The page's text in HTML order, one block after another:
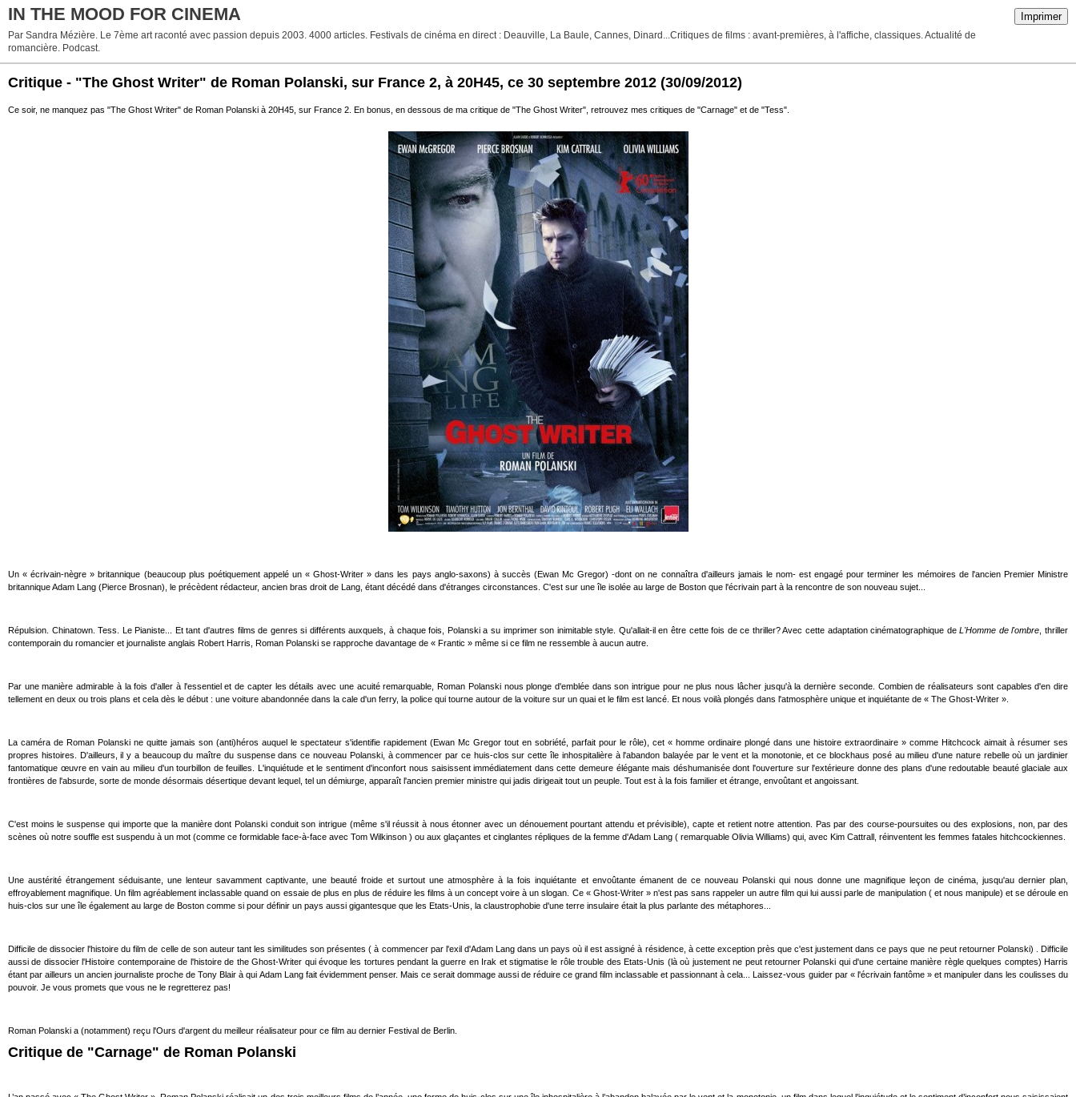
Imprimer
IN THE MOOD FOR CINEMA
Par Sandra Mézière. Le 7ème art raconté avec passion depuis 2003. 4000 articles. Festivals de cinéma en direct : Deauville, La Baule, Cannes, Dinard...Critiques de films : avant-premières, à l'affiche, classiques. Actualité de
romancière. Podcast.
Critique - "The Ghost Writer" de Roman Polanski, sur France 2, à 20H45, ce 30 septembre 2012 (30/09/2012)
Ce soir, ne manquez pas "The Ghost Writer" de Roman Polanski à 20H45, sur France 2. En bonus, en dessous de ma critique de "The Ghost Writer", retrouvez mes critiques de "Carnage" et de "Tess".
Un « écrivain-nègre » britannique (beaucoup plus poétiquement appelé un « Ghost-Writer » dans les pays anglo-saxons) à succès (Ewan Mc Gregor) -dont on ne connaîtra d'ailleurs jamais le nom- est engagé pour terminer les mémoires de l'ancien Premier Ministre
britannique Adam Lang (Pierce Brosnan), le précèdent rédacteur, ancien bras droit de Lang, étant décédé dans d'étranges circonstances. C'est sur une île isolée au large de Boston que l'écrivain part à la rencontre de son nouveau sujet...
Répulsion. Chinatown. Tess. Le Pianiste... Et tant d'autres films de genres si différents auxquels, à chaque fois, Polanski a su imprimer son inimitable style. Qu'allait-il en être cette fois de ce thriller? Avec cette adaptation cinématographique deL'Homme de l'ombre , thriller
contemporain du romancier et journaliste anglais Robert Harris, Roman Polanski se rapproche davantage de « Frantic » même si ce film ne ressemble à aucun autre.
Par une manière admirable à la fois d'aller à l'essentiel et de capter les détails avec une acuité remarquable, Roman Polanski nous plonge d'emblée dans son intrigue pour ne plus nous lâcher jusqu'à la dernière seconde. Combien de réalisateurs sont capables d'en dire
tellement en deux ou trois plans et cela dès le début : une voiture abandonnée dans la cale d'un ferry, la police qui tourne autour de la voiture sur un quai et le film est lancé. Et nous voilà plongés dans l'atmosphère unique et inquiétante de « The Ghost-Writer ».
La caméra de Roman Polanski ne quitte jamais son (anti)héros auquel le spectateur s'identifie rapidement (Ewan Mc Gregor tout en sobriété, parfait pour le rôle), cet « homme ordinaire plongé dans une histoire extraordinaire » comme Hitchcock aimait à résumer ses
propres histoires. D'ailleurs, il y a beaucoup du maître du suspense dans ce nouveau Polanski, à commencer par ce huis-clos sur cette île inhospitalière à l'abandon balayée par le vent et la monotonie, et ce blockhaus posé au milieu d'une nature rebelle où un jardinier
fantomatique œuvre en vain au milieu d'un tourbillon de feuilles. L'inquiétude et le sentiment d'inconfort nous saisissent immédiatement dans cette demeure élégante mais déshumanisée dont l'ouverture sur l'extérieure donne des plans d'une redoutable beauté glaciale aux
frontières de l'absurde, sorte de monde désormais désertique devant lequel, tel un démiurge, apparaît l'ancien premier ministre qui jadis dirigeait tout un peuple. Tout est à la fois familier et étrange, envoûtant et angoissant.
C'est moins le suspense qui importe que la manière dont Polanski conduit son intrigue (même s'il réussit à nous étonner avec un dénouement pourtant attendu et prévisible), capte et retient notre attention. Pas par des course-poursuites ou des explosions, non, par des
scènes où notre souffle est suspendu à un mot (comme ce formidable face-à-face avec Tom Wilkinson ) ou aux glaçantes et cinglantes répliques de la femme d'Adam Lang ( remarquable Olivia Williams) qui, avec Kim Cattrall, réinventent les femmes fatales hitchcockiennes.
Une austérité étrangement séduisante, une lenteur savamment captivante, une beauté froide et surtout une atmosphère à la fois inquiétante et envoûtante émanent de ce nouveau Polanski qui nous donne une magnifique leçon de cinéma, jusqu'au dernier plan,
effroyablement magnifique. Un film agréablement inclassable quand on essaie de plus en plus de réduire les films à un concept voire à un slogan. Ce « Ghost-Writer » n'est pas sans rappeler un autre film qui lui aussi parle de manipulation ( et nous manipule) et se déroule en
huis-clos sur une île également au large de Boston comme si pour définir un pays aussi gigantesque que les Etats-Unis, la claustrophobie d'une terre insulaire était la plus parlante des métaphores...
Difficile de dissocier l'histoire du film de celle de son auteur tant les similitudes son présentes ( à commencer par l'exil d'Adam Lang dans un pays où il est assigné à résidence, à cette exception près que c'est justement dans ce pays que ne peut retourner Polanski) . Difficile
aussi de dissocier l'Histoire contemporaine de l'histoire de the Ghost-Writer qui évoque les tortures pendant la guerre en Irak et stigmatise le rôle trouble des Etats-Unis (là où justement ne peut retourner Polanski qui d'une certaine manière règle quelques comptes) Harris
étant par ailleurs un ancien journaliste proche de Tony Blair à qui Adam Lang fait évidemment penser. Mais ce serait dommage aussi de réduire ce grand film inclassable et passionnant à cela... Laissez-vous guider par « l'écrivain fantôme » et manipuler dans les coulisses du
pouvoir. Je vous promets que vous ne le regretterez pas!
Roman Polanski a (notamment) reçu l'Ours d'argent du meilleur réalisateur pour ce film au dernier Festival de Berlin.
Critique de "Carnage" de Roman Polanski